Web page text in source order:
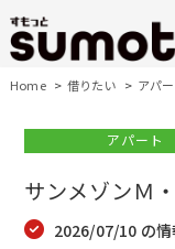
Home 借りたい アパ
アパート
サンメゾンＭ
2026/07/10 の